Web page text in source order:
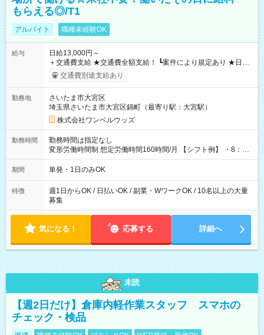
もらえる◎/T1
アルバイト 職種未経験OK
給与
日給13,000円～
＋交通費支給 ★交通費全額支給！ ┗案件により規定あり ★日払
いOK！（規定あり） ┗働いたその日に現金GET♪ お仕事後はコ
ンビニATMから 日払い分を引き落とせます！ 【試用期間】試
交通費別途支給あり
勤務地
さいたま市大宮区
埼玉県さいたま市大宮区錦町（最寄り駅：大宮駅）
株式会社ワンベルウッズ
勤務時間
勤務時間は指定なし
変形労働時間制 想定労働時間160時間/月 【シフト例】 ・8：00
～21：00
期間 単発・1日のみOK
特徴
週1日からOK / 日払いOK / 副業・WワークOK / 10名以上の大量
募集
気になる！ 応募する 詳細へ
未読
【週2日だけ】倉庫内軽作業スタッフ スマホの
チェック・検品